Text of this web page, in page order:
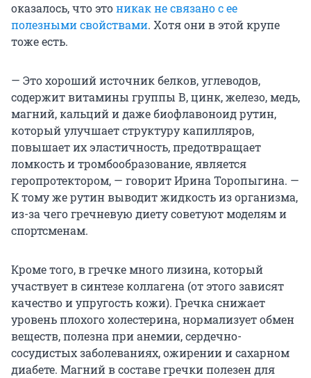
оказалось, что этоникак не связано с ее
полезными свойствами. Хотя они в этой крупе
тоже есть.
— Это хороший источник белков, углеводов,
содержит витамины группы В, цинк, железо, медь,
магний, кальций и даже биофлавоноид рутин,
который улучшает структуру капилляров,
повышает их эластичность, предотвращает
ломкость и тромбообразование, является
геропротектором, — говорит Ирина Торопыгина. —
К тому же рутин выводит жидкость из организма,
из-за чего гречневую диету советуют моделям и
спортсменам.
Кроме того, в гречке много лизина, который
участвует в синтезе коллагена (от этого зависят
качество и упругость кожи). Гречка снижает
уровень плохого холестерина, нормализует обмен
веществ, полезна при анемии, сердечно-
сосудистых заболеваниях, ожирении и сахарном
диабете. Магний в составе гречки полезен для